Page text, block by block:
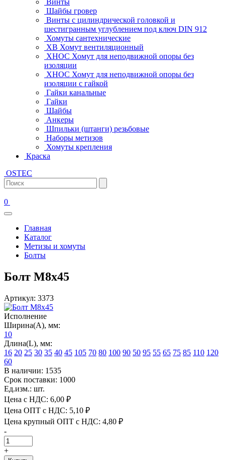
Винты
Шайбы гровер
Винты с цилиндрической головкой и
шестигранным углублением под ключ DIN 912
Хомуты сантехнические
ХВ Хомут вентиляционный
ХНОС Хомут для неподвижной опоры без
изоляции
ХНОС Хомут для неподвижной опоры без
изоляции с гайкой
Гайки канальные
Гайки
Шайбы
Анкеры
Шпильки (штанги) резьбовые
Наборы метизов
Хомуты крепления
Краска
OSTEC
0
Главная
Каталог
Метизы и хомуты
Болты
Болт М8х45
Артикул: 3373
Исполнение
Ширина(А), мм:
10
Длина(L), мм:
16 20 25 30 35 40 45 105 70 80 100 90 50 95 55 65 75 85 110 120
60
В наличии: 1535
Срок поставки: 1000
Ед.изм.: шт.
Цена с НДС: 6,00 ₽
Цена ОПТ с НДС: 5,10 ₽
Цена крупный ОПТ с НДС: 4,80 ₽
-
+